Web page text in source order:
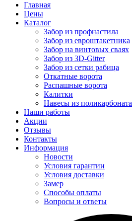
Главная
Цены
Каталог
Забор из профнастила
Забор из евроштакетника
Забор на винтовых сваях
Забор из 3D-Gitter
Забор из сетки рабица
Откатные ворота
Распашные ворота
Калитки
Навесы из поликарбоната
Наши работы
Акции
Отзывы
Контакты
Информация
Новости
Условия гарантии
Условия доставки
Замер
Способы оплаты
Вопросы и ответы